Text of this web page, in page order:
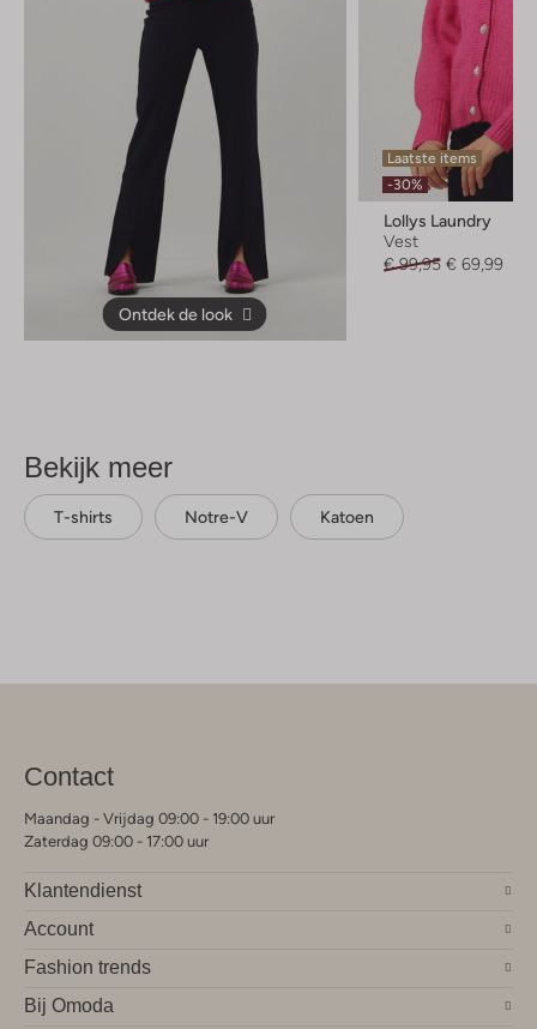
Ontdek de look
Laatste items
-30%
Lollys Laundry
Vest
€ 99,95 € 69,99
Bekijk meer
T-shirts Notre-V Katoen
Contact
Maandag - Vrijdag 09:00 - 19:00 uur
Zaterdag 09:00 - 17:00 uur
Klantendienst
Account
Fashion trends
Bij Omoda